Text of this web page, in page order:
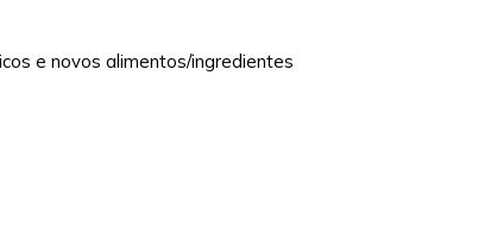
e novos alimentos/ingredientes